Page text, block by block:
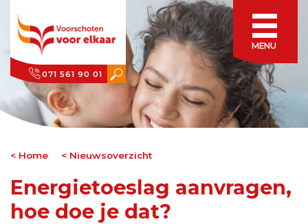
071 561 90 01
Home Nieuwsoverzicht
Energietoeslag aanvragen,
hoe doe je dat?
MENU